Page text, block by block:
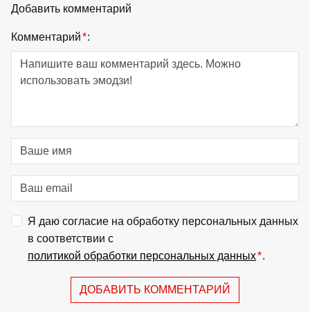
Добавить комментарий
Комментарий*:
Я даю согласие на обработку персональных данных
в соответствии с
политикой обработки персональных данных*.
ДОБАВИТЬ КОММЕНТАРИЙ